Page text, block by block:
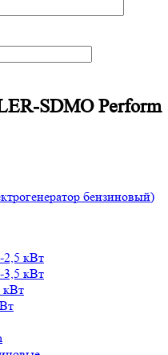
SDMO Perform
бензиновый)
2,5 кВт
3,5 кВт
кВт